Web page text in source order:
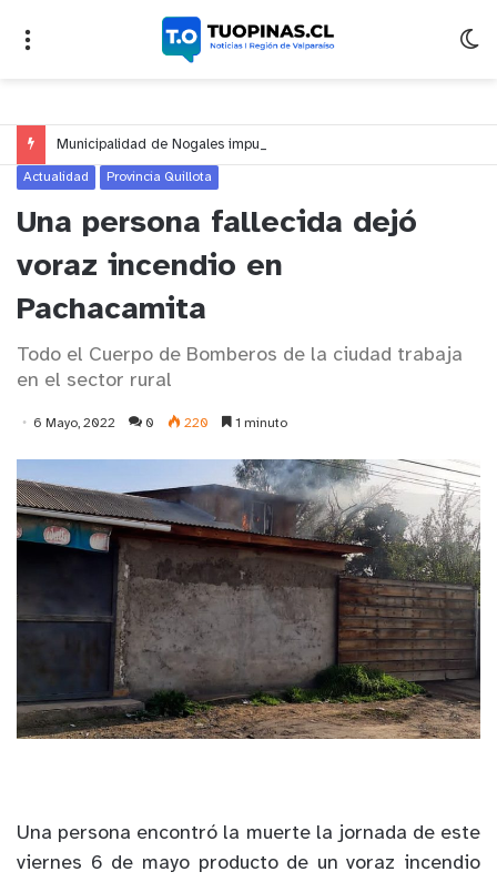
Actualidad Provincia Quillota
Una persona fallecida dejó
voraz incendio en
Pachacamita
Todo el Cuerpo de Bomberos de la ciudad trabaja
en el sector rural
6 Mayo, 2022 0 220 1 minuto
Una persona encontró la muerte la jornada de este
viernes 6 de mayo producto de un voraz incendio